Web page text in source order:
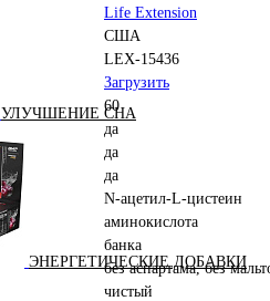
УЛУЧШЕНИЕ СНА
ЭНЕРГЕТИЧЕСКИЕ ДОБАВКИ
Life Extension
США
LEX-15436
Загрузить
60
да
да
да
N-ацетил-L-цистеин
аминокислота
банка
без аспартама, без
чистый